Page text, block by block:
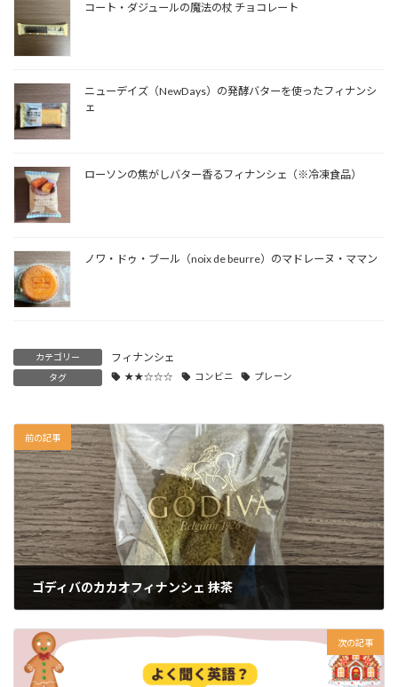
コート・ダジュールの魔法の杖 チョコレート
ニューデイズ（NewDays）の発酵バターを使ったフィナンシ
ェ
ローソンの焦がしバター香るフィナンシェ（※冷凍食品）
ノワ・ドゥ・ブール（noix de beurre）のマドレーヌ・ママン
カテゴリー フィナンシェ
タグ ★★☆☆☆ コンビニ プレーン
前の記事
ゴディバのカカオフィナンシェ 抹茶
次の記事